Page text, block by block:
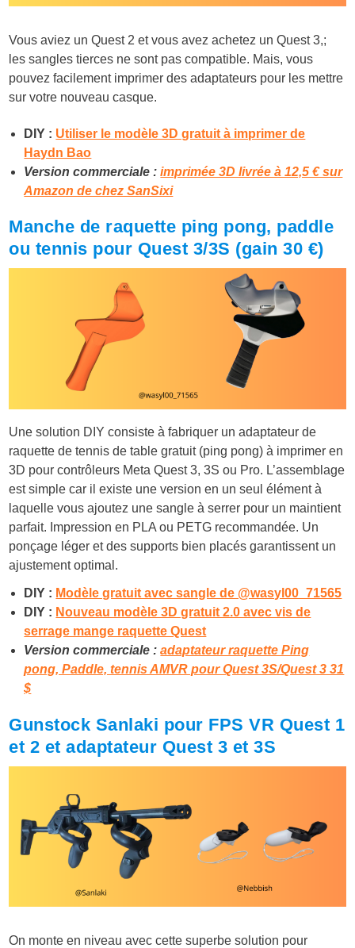
Vous aviez un Quest 2 et vous avez achetez un Quest 3,;
les sangles tierces ne sont pas compatible. Mais, vous
pouvez facilement imprimer des adaptateurs pour les mettre
sur votre nouveau casque.
DIY : Utiliser le modèle 3D gratuit à imprimer de
Haydn Bao
Version commerciale :imprimée 3D livrée à 12,5 € sur
Amazon de chez SanSixi
Manche de raquette ping pong, paddle
ou tennis pour Quest 3/3S (gain 30 €)
Une solution DIY consiste à fabriquer un adaptateur de
raquette de tennis de table gratuit (ping pong) à imprimer en
3D pour contrôleurs Meta Quest 3, 3S ou Pro. L’assemblage
est simple car il existe une version en un seul élément à
laquelle vous ajoutez une sangle à serrer pour un maintient
parfait. Impression en PLA ou PETG recommandée. Un
ponçage léger et des supports bien placés garantissent un
ajustement optimal.
DIY : Modèle gratuit avec sangle de @wasyl00_71565
DIY : Nouveau modèle 3D gratuit 2.0 avec vis de
serrage mange raquette Quest
Version commerciale :adaptateur raquette Ping
pong, Paddle, tennis AMVR pour Quest 3S/Quest 3 31
$
Gunstock Sanlaki pour FPS VR Quest 1
et 2 et adaptateur Quest 3 et 3S
On monte en niveau avec cette superbe solution pour